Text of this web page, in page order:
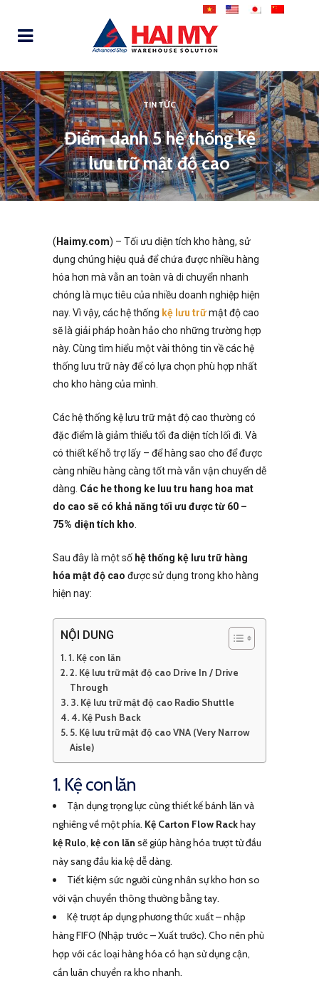
TIN TỨC
Điểm danh 5 hệ thống kệ
lưu trữ mật độ cao
( Haimy.com) – Tối ưu diện tích kho hàng, sử
dụng chúng hiệu quả để chứa được nhiều hàng
hóa hơn mà vẫn an toàn và di chuyển nhanh
chóng là mục tiêu của nhiều doanh nghiệp hiện
nay. Vì vậy, các hệ thống kệ lưu trữmật độ cao
sẽ là giải pháp hoàn hảo cho những trường hợp
này. Cùng tìm hiểu một vài thông tin về các hệ
thống lưu trữ này để có lựa chọn phù hợp nhất
cho kho hàng của mình.
Các hệ thống kệ lưu trữ mật độ cao thường có
đặc điểm là giảm thiểu tối đa diện tích lối đi. Và
có thiết kế hỗ trợ lấy – để hàng sao cho để được
càng nhiều hàng càng tốt mà vẫn vận chuyển dễ
dàng. Các he thong ke luu tru hang hoa mat
do cao sẽ có khả năng tối ưu được từ 60 –
75% diện tích kho
Sau đây là một số hệ thống kệ lưu trữ hàng
hóa mật độ cao được sử dụng trong kho hàng
hiện nay:
NỘI DUNG
1. Kệ con lăn
2. Kệ lưu trữ mật độ cao Drive In / Drive
Through
3. Kệ lưu trữ mật độ cao Radio Shuttle
4. Kệ Push Back
5. Kệ lưu trữ mật độ cao VNA (Very Narrow
Aisle)
1. Kệ con lăn
Tận dụng trọng lực cùng thiết kế bánh lăn và
nghiêng về một phía. Kệ Carton Flow Rackhay
kệ Rulo, kệ con lăn sẽ giúp hàng hóa trượt từ đầu
này sang đầu kia kệ dễ dàng.
Tiết kiệm sức người cùng nhân sự kho hơn so
với vận chuyển thông thường bằng tay.
Kệ trượt áp dụng phương thức xuất – nhập
hàng FIFO (Nhập trước – Xuất trước). Cho nên phù
hợp với các loại hàng hóa có hạn sử dụng cận,
cần luân chuyển ra kho nhanh.